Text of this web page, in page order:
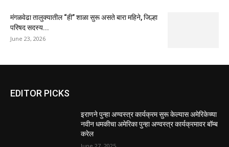
मंगळवेढा तालुक्यातील “ही” शाळा सुरू असते बारा महिने, जिल्हा
परिषद सदस्य...
June 23, 2026
EDITOR PICKS
इराणने पुन्हा अण्वस्त्र कार्यक्रम सुरू केल्यास अमेरिकेच्या
नवीन धमकीचा अमेरिका पुन्हा अण्वस्त्र कार्यक्रमावर बॉम्ब
करेल